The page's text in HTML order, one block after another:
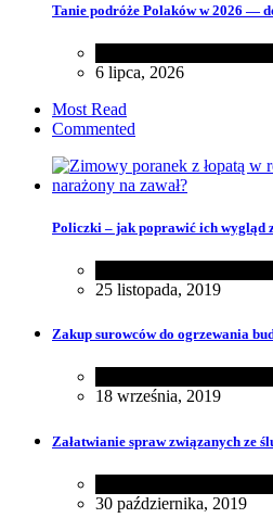
Tanie podróże Polaków w 2026 —
6 lipca, 2026
Most Read
Commented
Policzki – jak poprawić ich wygląd
25 listopada, 2019
Zakup surowców do ogrzewania
18 września, 2019
Załatwianie spraw związanych ze
30 października, 2019